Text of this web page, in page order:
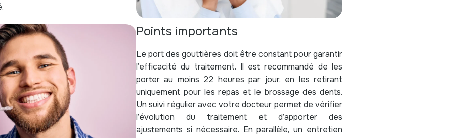
Points importants
Le port des gouttières doit être constant pour garantir
l’efficacité du traitement. Il est recommandé de les
porter au moins 22 heures par jour, en les retirant
uniquement pour les repas et le brossage des dents.
Un suivi régulier avec votre docteur permet de vérifier
l’évolution du traitement et d’apporter des
ajustements si nécessaire. En parallèle, un entretien